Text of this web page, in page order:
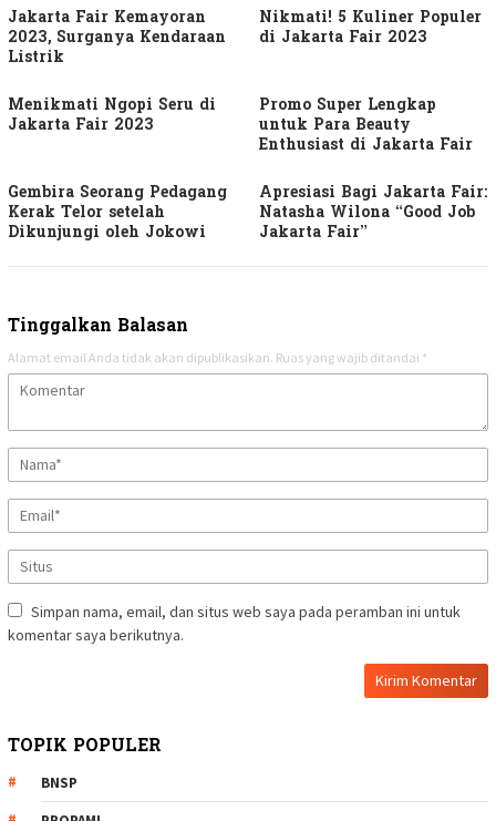
Jakarta Fair Kemayoran
2023, Surganya Kendaraan
Listrik
Nikmati! 5 Kuliner Populer
di Jakarta Fair 2023
Menikmati Ngopi Seru di
Jakarta Fair 2023
Promo Super Lengkap
untuk Para Beauty
Enthusiast di Jakarta Fair
Gembira Seorang Pedagang
Kerak Telor setelah
Dikunjungi oleh Jokowi
Apresiasi Bagi Jakarta Fair:
Natasha Wilona “Good Job
Jakarta Fair”
Tinggalkan Balasan
Alamat email Anda tidak akan dipublikasikan. Ruas yang wajib ditandai *
Simpan nama, email, dan situs web saya pada peramban ini untuk
komentar saya berikutnya.
TOPIK POPULER
BNSP